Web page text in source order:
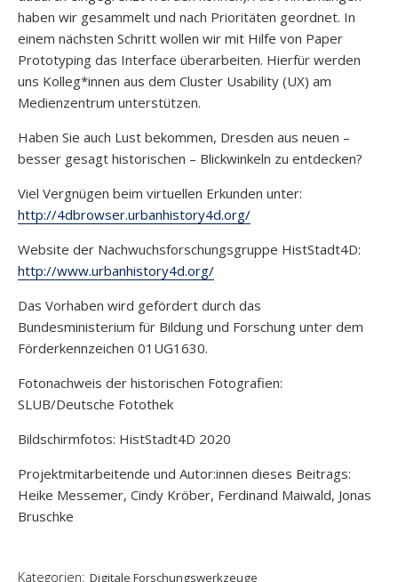
haben wir gesammelt und nach Prioritäten geordnet. In
einem nächsten Schritt wollen wir mit Hilfe von Paper
Prototyping das Interface überarbeiten. Hierfür werden
uns Kolleg*innen aus dem Cluster Usability (UX) am
Medienzentrum unterstützen.
Haben Sie auch Lust bekommen, Dresden aus neuen –
besser gesagt historischen – Blickwinkeln zu entdecken?
Viel Vergnügen beim virtuellen Erkunden unter:
http://4dbrowser.urbanhistory4d.org/
Website der Nachwuchsforschungsgruppe HistStadt4D:
http://www.urbanhistory4d.org/
Das Vorhaben wird gefördert durch das
Bundesministerium für Bildung und Forschung unter dem
Förderkennzeichen 01UG1630.
Fotonachweis der historischen Fotografien:
SLUB/Deutsche Fotothek
Bildschirmfotos: HistStadt4D 2020
Projektmitarbeitende und Autor:innen dieses Beitrags:
Heike Messemer, Cindy Kröber, Ferdinand Maiwald, Jonas
Bruschke
Kategorien: Digitale Forschungswerkzeuge